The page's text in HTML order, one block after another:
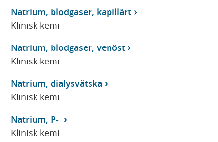
Natrium, blodgaser, kapillärt
Klinisk kemi
Natrium, blodgaser, venöst
Klinisk kemi
Natrium, dialysvätska
Klinisk kemi
Natrium, P-
Klinisk kemi